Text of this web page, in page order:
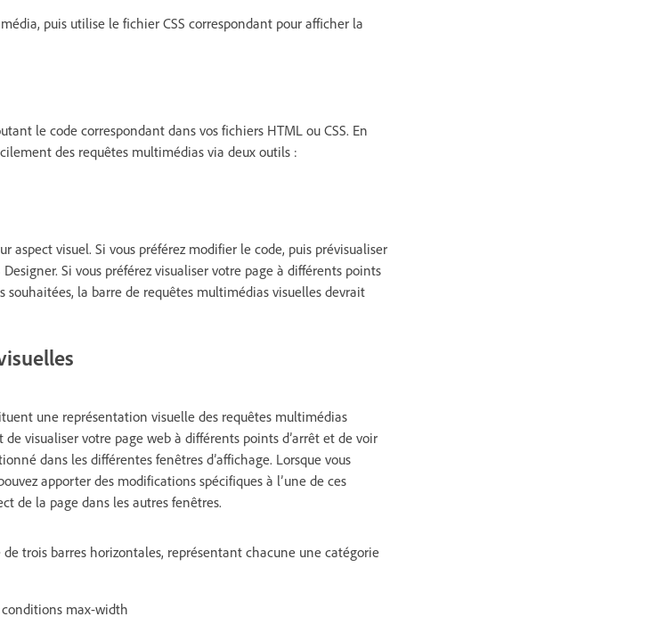
puis utilise le fichier CSS correspondant pour afficher la
le code correspondant dans vos fichiers HTML ou CSS. En
des requêtes multimédias via deux outils :
visuel. Si vous préférez modifier le code, puis prévisualiser
Si vous préférez visualiser votre page à différents points
souhaitées, la barre de requêtes multimédias visuelles devrait
une représentation visuelle des requêtes multimédias
visualiser votre page web à différents points d’arrêt et de voir
dans les différentes fenêtres d’affichage. Lorsque vous
apporter des modifications spécifiques à l’une de ces
de la page dans les autres fenêtres.
trois barres horizontales, représentant chacune une catégorie
conditions max-width